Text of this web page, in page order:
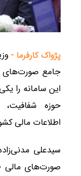
پژواک کارفرما -
جامع صورت‌های
این سامانه را
حوزه
اطلاعات مالی
سیدعلی
صورت‌های مالی